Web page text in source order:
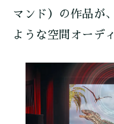
マンド）の作品が
ような空間オーデ